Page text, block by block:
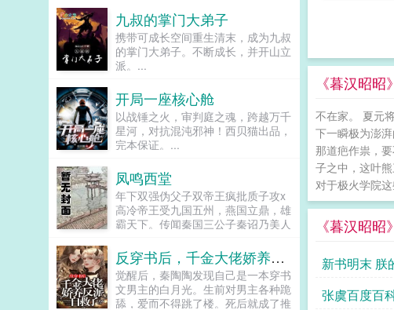
《暮汉昭
不在家。 夏元
下一瞬极为澎
那道疤作祟，
子之中，这叶
对于极火学院
《暮汉昭
新书明末 朕
关注
张虞百度百
色，他就能重获新生。楚祖改人设是
吧？老擅长了！第一本读者A你可以
让反派降智，但你最好不要做梦觉得
读者也会降智，很难懂吗？还是读者
A靠靠靠！早说是大佬的局中局中局
声了！！第二本读者B狗塑适可而
止，就算你重复强调五百次他是可爱
狗狗，但我只看到了一只舔狗，还是
不会汪汪叫的那种。还是读者B起猛
里能领养，阿祖！我也要养阿祖！！
第三本读者C作者生活这么不如意，
一定要搞这么五毒俱全的角色？写不
出来东西找个班上吧。还是读者
CMD，祖神，我可真该死啊！第四
的一般，但我改得还行吧？系统你知
道什么叫边缘角色吗？人气大爆角色
算什么边缘角色啊！！！TIPS12100
存稿箱吐章节，偶尔抽空改错字2警
九叔的掌门大弟子
携带可成长空间重生清末，成为九叔
的掌门大弟子。不断成长，并开山立
派。...
开局一座核心舱
以战锤之火，审判庭之魂，跨越万千
星河，对抗混沌邪神！西贝猫出品，
完本保证。...
凤鸣西堂
年下双强伪父子双帝王疯批质子攻x
高冷帝王受九国五州，燕国立鼎，雄
霸天下。传闻秦国三公子秦诏乃美人
心，便将他送去燕国作质子。几渡春
秋，万里霜寒。秦诏乖顺，颇得燕王
宠溺，于及冠年放他归去。哪知三个
月后，他竟扫平障碍，弑父即位。自
反穿书后，千金大佬娇养反派自救了
觉醒后，秦陶陶发现自己是一本穿书
文男主的白月光。生前对男主各种跪
舔，爱而不得跳了楼。死后就成了推